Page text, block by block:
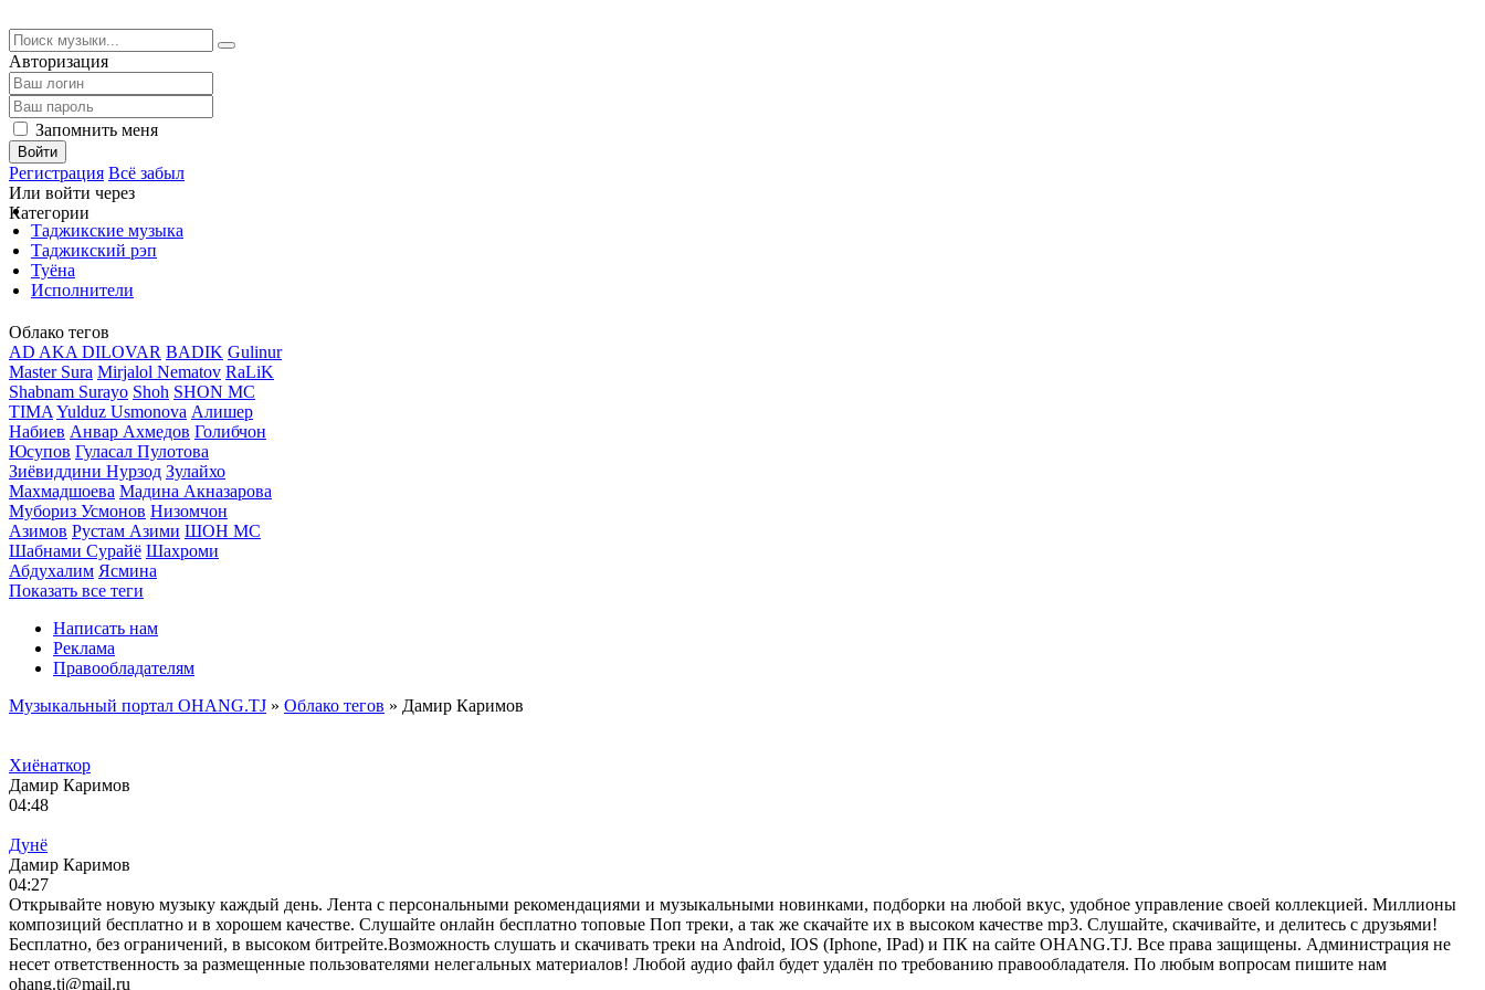
Авторизация
Запомнить меня
Войти
Регистрация Всё забыл
Или войти через
Категории
Таджикские музыка
Таджикский рэп
Туёна
Исполнители
Облако тегов
AD AKA DILOVAR BADIK Gulinur
Master Sura Mirjalol Nematov RaLiK
Shabnam Surayo Shoh SHON MC
TIMA Yulduz Usmonova Алишер
Набиев Анвар Ахмедов Голибчон
Юсупов Гуласал Пулотова
Зиёвиддини Нурзод Зулайхо
Махмадшоева Мадина Акназарова
Мубориз Усмонов Низомчон
Азимов Рустам Азими ШОН МС
Шабнами Сурайё Шахроми
Абдухалим Ясмина
Показать все теги
Написать нам
Реклама
Правообладателям
Музыкальный портал OHANG.TJ » Облако тегов » Дамир Каримов
Хиёнаткор
Дамир Каримов
04:48
Дунё
Дамир Каримов
04:27
Открывайте новую музыку каждый день. Лента с персональными рекомендациями и музыкальными новинками, подборки на любой вкус, удобное управление своей коллекцией. Миллионы
композиций бесплатно и в хорошем качестве. Слушайте онлайн бесплатно топовые Поп треки, а так же скачайте их в высоком качестве mp3. Слушайте, скачивайте, и делитесь с друзьями!
Бесплатно, без ограничений, в высоком битрейте.Возможность слушать и скачивать треки на Android, IOS (Iphone, IPad) и ПК на сайте OHANG.TJ. Все права защищены. Администрация не
несет ответственность за размещенные пользователями нелегальных материалов! Любой аудио файл будет удалён по требованию правообладателя. По любым вопросам пишите нам
ohang.tj@mail.ru